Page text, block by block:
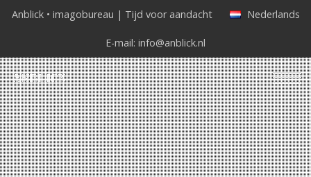
Anblick • imagobureau | Tijd voor aandacht Nederlands
E-mail: info@anblick.nl